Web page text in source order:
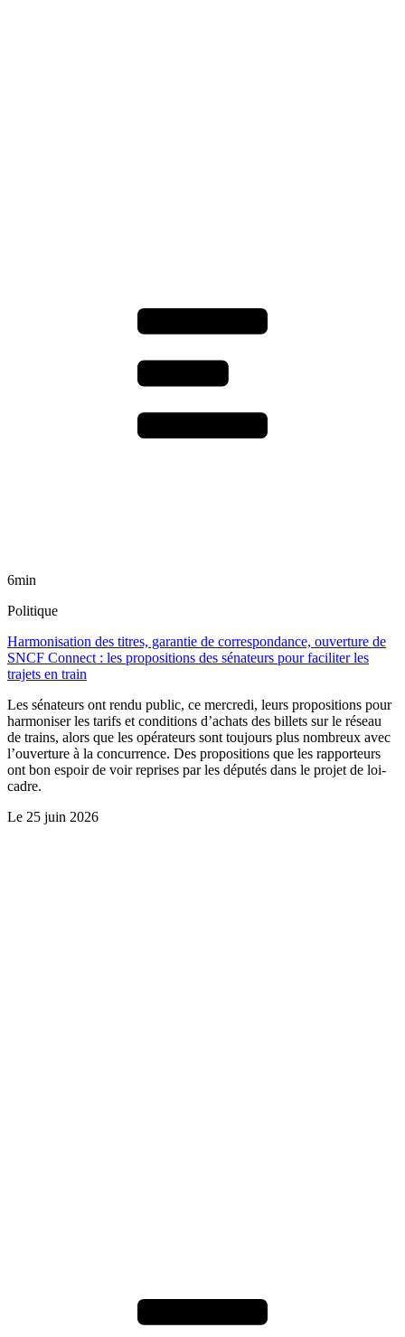
6min
Politique
Harmonisation des titres, garantie de correspondance, ouverture de
SNCF Connect : les propositions des sénateurs pour faciliter les
trajets en train
Les sénateurs ont rendu public, ce mercredi, leurs propositions pour
harmoniser les tarifs et conditions d’achats des billets sur le réseau
de trains, alors que les opérateurs sont toujours plus nombreux avec
l’ouverture à la concurrence. Des propositions que les rapporteurs
ont bon espoir de voir reprises par les députés dans le projet de loi-
cadre.
Le 25 juin 2026